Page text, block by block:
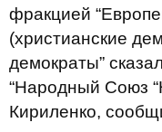
фракцией
(христианские
демократы”
“Народный Союз
Кириленко,